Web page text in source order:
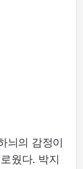
늬의 감정이
웠다. 박지